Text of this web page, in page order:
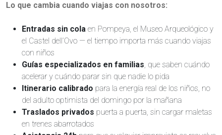
Lo que cambia cuando viajas con nosotros:
Entradas sin cola en Pompeya, el Museo Arqueológico y
el Castel dell’Ovo — el tiempo importa más cuando viajas
con niños
Guías especializados en familias, que saben cuándo
acelerar y cuándo parar sin que nadie lo pida
Itinerario calibrado para la energía real de los niños, no
del adulto optimista del domingo por la mañana
Traslados privados puerta a puerta, sin cargar maletas
en trenes abarrotados